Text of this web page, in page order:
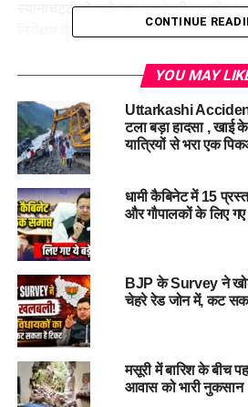
स्यानाचट्टी से आगे तक यमुनोत्री राष्ट्रीय
निरीक्षण के दौरान जिलाधिकारी ने भूधंसाव
सुनिश्चित करने के निर्देश दिए।
जंगलचट्टी में सड़क का करीब 200 मीटर
जानकारी पर जिलाधिकारी खुद मौके पर पहुंचे
वायरक्रेट के माध्यम से मरम्मत कार्य में तेजी
बहाली कार्य में जेसीबी और पोकलेन तैनात
क्षतिग्रस्त मार्ग की मरम्मत और मलबा
जेसीबी पहले से ही मौके पर कार्यरत हैं।
मशीनों और श्रमिकों की संख्या बढ़ाकर जल्द से
के निर्देश भी अधिकारियों को दिए।
ईई मनोज रावत ने जानकारी देते हुए कहा कि
दिन के भीतर वाहनों की आवाजाही शुरू हो
CONTINUE
YOU MAY
Uttarkashi Accident
टला बड़ा हादसा , खाई
यात्रियों से भरा एक
धामी कैबिनेट में 15
और गौपालकों के लिए
BJP के Survey ने
चेहरे रेड जोन में, कट
मसूरी में बारिश के बीच
आवास को भारी नुकसान